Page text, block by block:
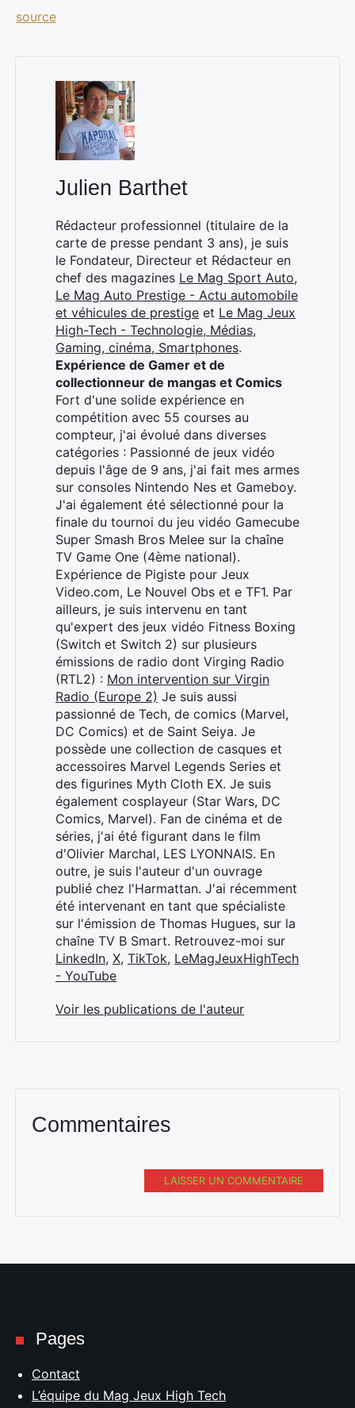
source
Julien Barthet
Rédacteur professionnel (titulaire de la
carte de presse pendant 3 ans), je suis
le Fondateur, Directeur et Rédacteur en
chef des magazines Le Mag Sport Auto,
Le Mag Auto Prestige - Actu automobile
et véhicules de prestige et Le Mag Jeux
High-Tech - Technologie, Médias,
Gaming, cinéma, Smartphones.
Expérience de Gamer et de
collectionneur de mangas et Comics
Fort d'une solide expérience en
compétition avec 55 courses au
compteur, j'ai évolué dans diverses
catégories : Passionné de jeux vidéo
depuis l'âge de 9 ans, j'ai fait mes armes
sur consoles Nintendo Nes et Gameboy.
J'ai également été sélectionné pour la
finale du tournoi du jeu vidéo Gamecube
Super Smash Bros Melee sur la chaîne
TV Game One (4ème national).
Expérience de Pigiste pour Jeux
Video.com, Le Nouvel Obs et e TF1. Par
ailleurs, je suis intervenu en tant
qu'expert des jeux vidéo Fitness Boxing
(Switch et Switch 2) sur plusieurs
émissions de radio dont Virging Radio
(RTL2) : Mon intervention sur Virgin
Radio (Europe 2) Je suis aussi
passionné de Tech, de comics (Marvel,
DC Comics) et de Saint Seiya. Je
possède une collection de casques et
accessoires Marvel Legends Series et
des figurines Myth Cloth EX. Je suis
également cosplayeur (Star Wars, DC
Comics, Marvel). Fan de cinéma et de
séries, j'ai été figurant dans le film
d'Olivier Marchal, LES LYONNAIS. En
outre, je suis l'auteur d'un ouvrage
publié chez l'Harmattan. J'ai récemment
été intervenant en tant que spécialiste
sur l'émission de Thomas Hugues, sur la
chaîne TV B Smart. Retrouvez-moi sur
LinkedIn, X, TikTok, LeMagJeuxHighTech
- YouTube
Voir les publications de l'auteur
Commentaires
LAISSER UN COMMENTAIRE
Pages
Contact
L’équipe du Mag Jeux High Tech
Rechercher